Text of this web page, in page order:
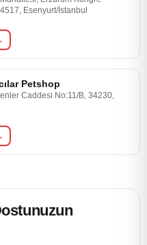
Esenyurt/İstanbul
Petshop
Caddesi No:11/B, 34230,